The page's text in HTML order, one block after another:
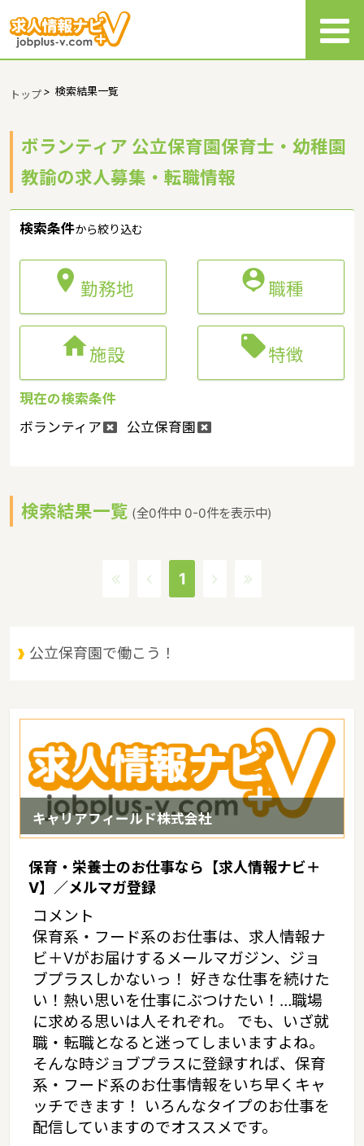
トップ> 検索結果一覧
ボランティア 公立保育園保育士・幼稚園
教諭の求人募集・転職情報
検索条件から絞り込む
 勤務地 職種
施設 特徴
現在の検索条件
ボランティア
公立保育園
検索結果一覧 (全0件中 0-0件を表示中)
1
公立保育園で働こう！
キャリアフィールド株式会社
保育・栄養士のお仕事なら【求人情報ナビ＋
V】／メルマガ登録
コメント
保育系・フード系のお仕事は、求人情報ナ
ビ＋Vがお届けするメールマガジン、ジョ
ブプラスしかないっ！ 好きな仕事を続けた
い！熱い思いを仕事にぶつけたい！…職場
に求める思いは人それぞれ。 でも、いざ就
職・転職となると迷ってしまいますよね。
そんな時ジョブプラスに登録すれば、保育
系・フード系のお仕事情報をいち早くキャ
ッチできます！ いろんなタイプのお仕事を
配信していますのでオススメです。